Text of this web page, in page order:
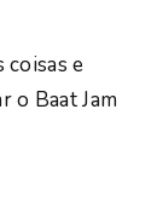
coisas e
o Baat Jam